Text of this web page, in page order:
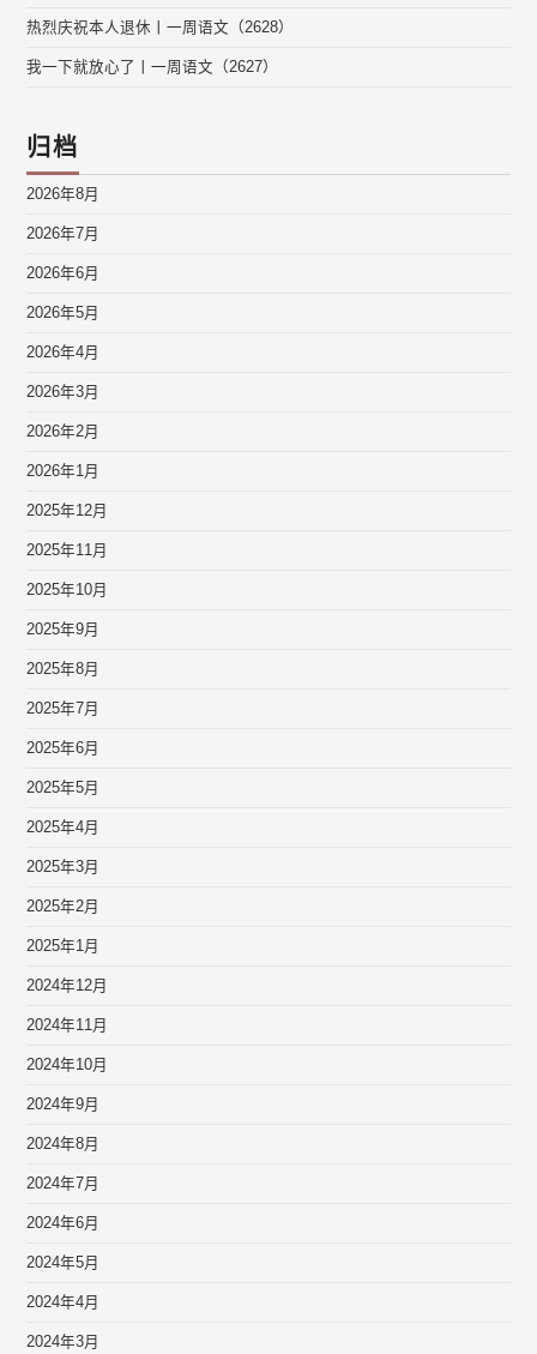
热烈庆祝本人退休丨一周语文（2628）
我一下就放心了丨一周语文（2627）
归档
2026年8月
2026年7月
2026年6月
2026年5月
2026年4月
2026年3月
2026年2月
2026年1月
2025年12月
2025年11月
2025年10月
2025年9月
2025年8月
2025年7月
2025年6月
2025年5月
2025年4月
2025年3月
2025年2月
2025年1月
2024年12月
2024年11月
2024年10月
2024年9月
2024年8月
2024年7月
2024年6月
2024年5月
2024年4月
2024年3月